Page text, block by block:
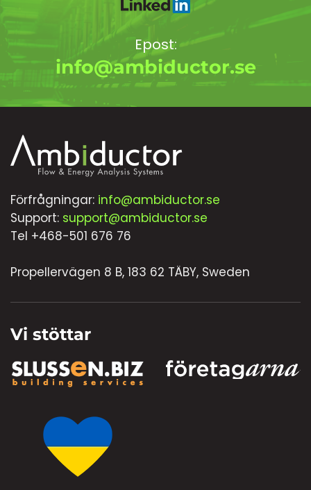
Epost:
info@ambiductor.se
Förfrågningar: info@ambiductor.se
Support: support@ambiductor.se
Tel +468-501 676 76
Propellervägen 8 B, 183 62 TÄBY, Sweden
Vi stöttar